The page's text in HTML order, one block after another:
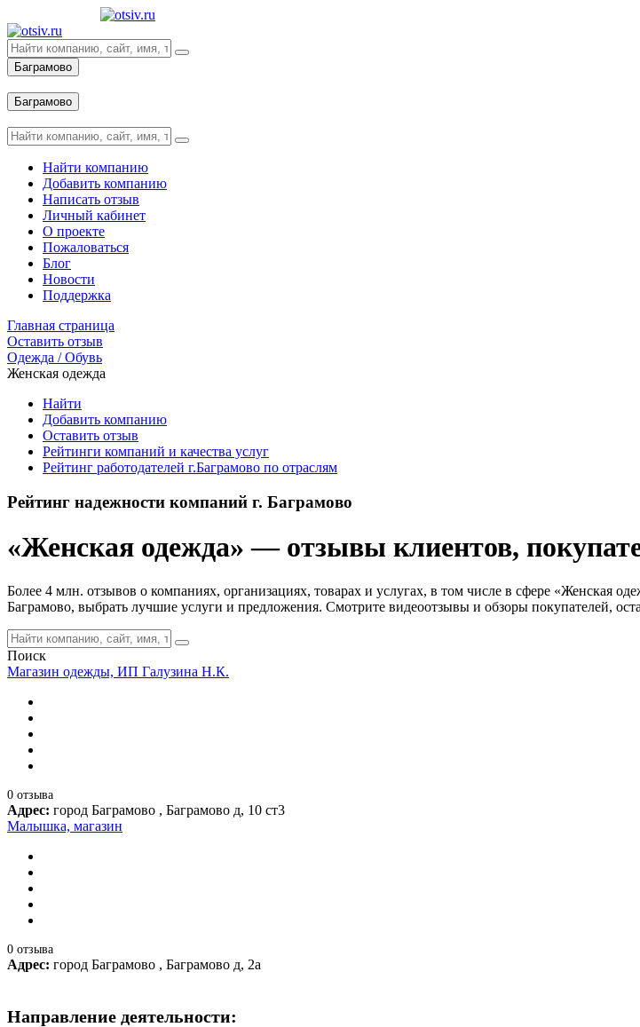
Баграмово
Баграмово
Найти компанию
Добавить компанию
Написать отзыв
Личный кабинет
О проекте
Пожаловаться
Блог
Новости
Поддержка
Главная страница
Оставить отзыв
Одежда / Обувь
Женская одежда
Найти
Добавить компанию
Оставить отзыв
Рейтинги компаний и качества услуг
Рейтинг работодателей г.Баграмово по отраслям
Рейтинг надежности компаний г. Баграмово
«Женская одежда» — отзывы клиентов,
Более 4 млн. отзывов о компаниях, организациях, товарах и услугах, в том числе в сфере «Женская
Баграмово, выбрать лучшие услуги и предложения. Смотрите видеоотзывы и обзоры покупателей,
Поиск
Магазин одежды, ИП Галузина Н.К.
0 отзыва
Адрес: город Баграмово , Баграмово д, 10 ст3
Малышка, магазин
0 отзыва
Адрес: город Баграмово , Баграмово д, 2а
Направление деятельности: